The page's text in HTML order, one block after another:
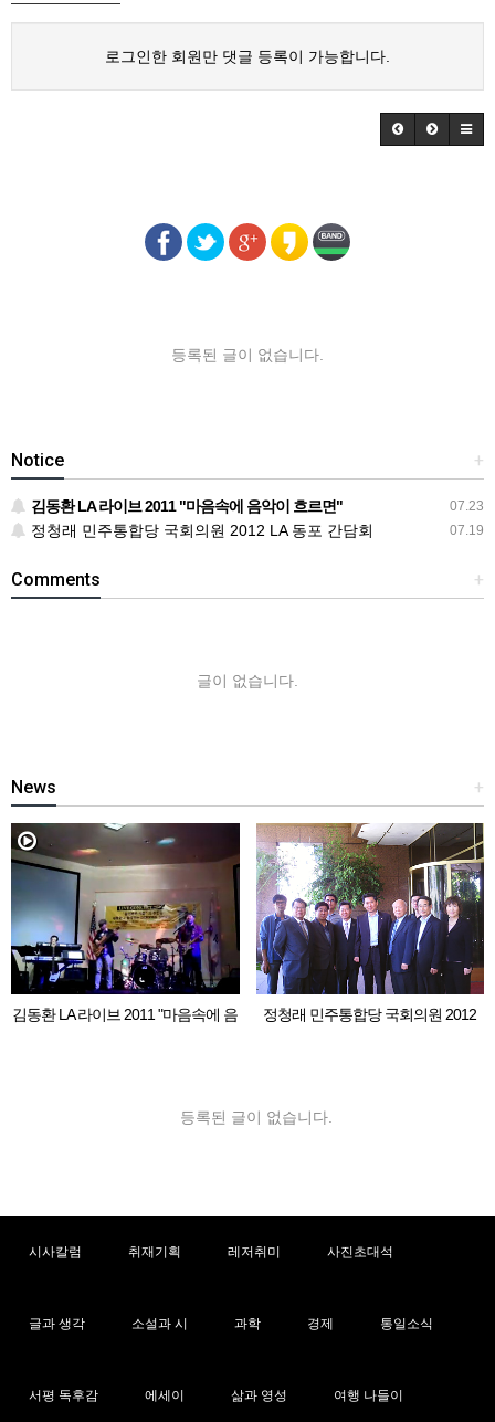
로그인한 회원만 댓글 등록이 가능합니다.
등록된 글이 없습니다.
+
Notice
07.23
김동환 LA 라이브 2011 "마음속에 음악이 흐르면"
07.19
정청래 민주통합당 국회의원 2012 LA 동포 간담회
+
Comments
글이 없습니다.
+
News
김동환 LA 라이브 2011 "마음속에 음
정청래 민주통합당 국회의원 2012
등록된 글이 없습니다.
시사칼럼 취재기획 레저취미 사진초대석
글과 생각 소설과 시 과학 경제 통일소식
서평 독후감 에세이 삶과 영성 여행 나들이